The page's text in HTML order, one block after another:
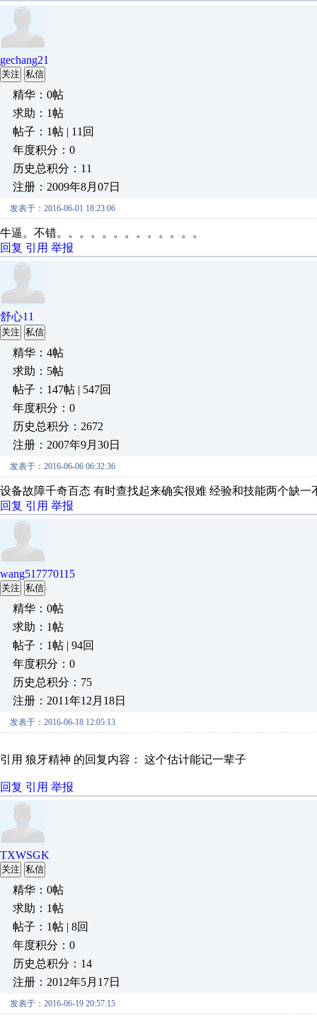
gechang21
关注 私信
精华：0帖
求助：1帖
帖子：1帖 | 11回
年度积分：0
历史总积分：11
注册：2009年8月07日
发表于：2016-06-01 18:23:06
牛逼。不错。。。。。。。。。。。。。
回复 引用 举报
舒心11
关注 私信
精华：4帖
求助：5帖
帖子：147帖 | 547回
年度积分：0
历史总积分：2672
注册：2007年9月30日
发表于：2016-06-06 06:32:36
设备故障千奇百态 有时查找起来确实很难 经验和技能两个缺一
回复 引用 举报
wang517770115
关注 私信
精华：0帖
求助：1帖
帖子：1帖 | 94回
年度积分：0
历史总积分：75
注册：2011年12月18日
发表于：2016-06-18 12:05:13
引用 狼牙精神 的回复内容： 这个估计能记一辈子
回复 引用 举报
TXWSGK
关注 私信
精华：0帖
求助：1帖
帖子：1帖 | 8回
年度积分：0
历史总积分：14
注册：2012年5月17日
发表于：2016-06-19 20:57:15